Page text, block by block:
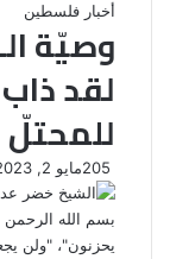
أخبار فلسطين
وصيّة
لقد
مايو 2, 2023
بسم الله الرحمن
يحزنون"، "ولن